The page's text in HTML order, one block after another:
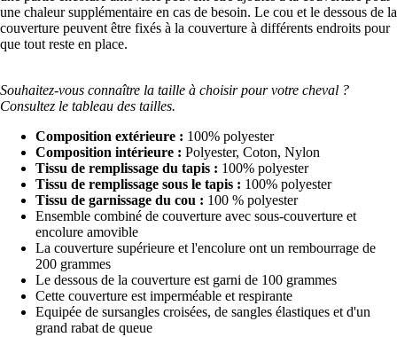
une chaleur supplémentaire en cas de besoin. Le cou et le dessous de la
couverture peuvent être fixés à la couverture à différents endroits pour
que tout reste en place.
Souhaitez-vous connaître la taille à choisir pour votre cheval ?
Consultez le tableau des tailles.
Composition extérieure : 100% polyester
Composition intérieure : Polyester, Coton, Nylon
Tissu de remplissage du tapis : 100% polyester
Tissu de remplissage sous le tapis : 100% polyester
Tissu de garnissage du cou : 100 % polyester
Ensemble combiné de couverture avec sous-couverture et
encolure amovible
La couverture supérieure et l'encolure ont un rembourrage de
200 grammes
Le dessous de la couverture est garni de 100 grammes
Cette couverture est imperméable et respirante
Equipée de sursangles croisées, de sangles élastiques et d'un
grand rabat de queue